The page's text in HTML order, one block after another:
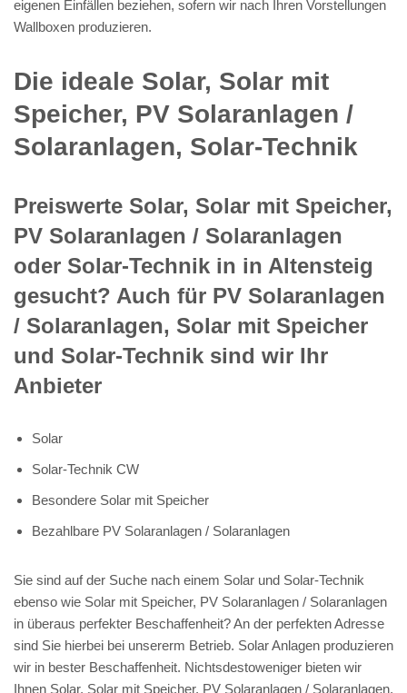
eigenen Einfällen beziehen, sofern wir nach Ihren Vorstellungen
Wallboxen produzieren.
Die ideale Solar, Solar mit
Speicher, PV Solaranlagen /
Solaranlagen, Solar-Technik
Preiswerte Solar, Solar mit Speicher,
PV Solaranlagen / Solaranlagen
oder Solar-Technik in in Altensteig
gesucht? Auch für PV Solaranlagen
/ Solaranlagen, Solar mit Speicher
und Solar-Technik sind wir Ihr
Anbieter
Solar
Solar-Technik CW
Besondere Solar mit Speicher
Bezahlbare PV Solaranlagen / Solaranlagen
Sie sind auf der Suche nach einem Solar und Solar-Technik
ebenso wie Solar mit Speicher, PV Solaranlagen / Solaranlagen
in überaus perfekter Beschaffenheit? An der perfekten Adresse
sind Sie hierbei bei unsererm Betrieb. Solar Anlagen produzieren
wir in bester Beschaffenheit. Nichtsdestoweniger bieten wir
Ihnen Solar, Solar mit Speicher, PV Solaranlagen / Solaranlagen,